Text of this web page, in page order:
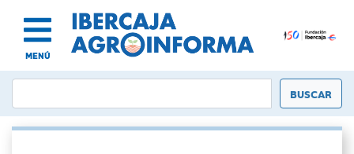
MENÚ